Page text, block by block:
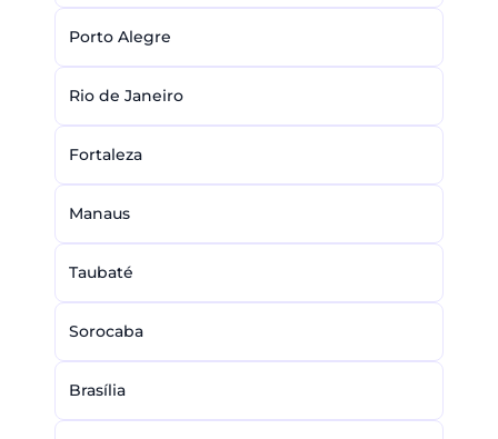
Porto Alegre
Rio de Janeiro
Fortaleza
Manaus
Taubaté
Sorocaba
Brasília